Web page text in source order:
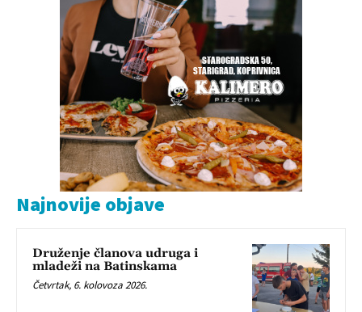
Najnovije objave
Druženje članova udruga i
mladeži na Batinskama
Četvrtak, 6. kolovoza 2026.